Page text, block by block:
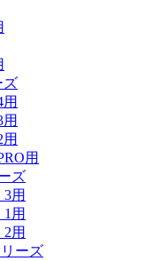
ズ
用
ズ
3用
1用
2用
ーズ